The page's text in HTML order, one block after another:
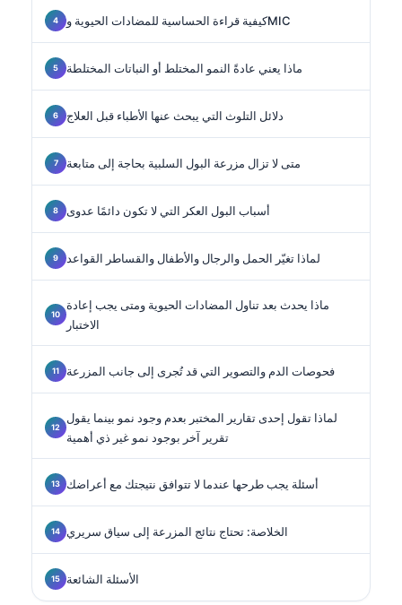
كيفية قراءة الحساسية للمضادات الحيوية وMIC
ماذا يعني عادةً النمو المختلط أو النباتات المختلطة
دلائل التلوث التي يبحث عنها الأطباء قبل العلاج
متى لا تزال مزرعة البول السلبية بحاجة إلى متابعة
أسباب البول العكر التي لا تكون دائمًا عدوى
لماذا تغيّر الحمل والرجال والأطفال والقساطر القواعد
ماذا يحدث بعد تناول المضادات الحيوية ومتى يجب إعادة
الاختبار
فحوصات الدم والتصوير التي قد تُجرى إلى جانب المزرعة
لماذا تقول إحدى تقارير المختبر بعدم وجود نمو بينما يقول
تقرير آخر بوجود نمو غير ذي أهمية
أسئلة يجب طرحها عندما لا تتوافق نتيجتك مع أعراضك
الخلاصة: تحتاج نتائج المزرعة إلى سياق سريري
الأسئلة الشائعة